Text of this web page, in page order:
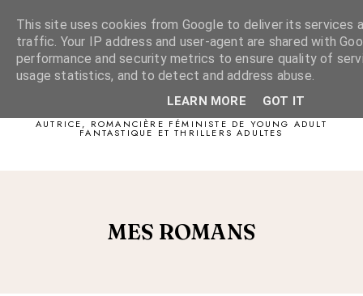
Sophie Gliocas
AUTRICE, ROMANCIÈRE FÉMINISTE DE YOUNG ADULT
FANTASTIQUE ET THRILLERS ADULTES
MES ROMANS
This site uses cookies from Google to deliver its services
traffic. Your IP address and user-agent are shared with
performance and security metrics to ensure quality of
usage statistics, and to detect and address abuse.
LEARN MORE GOT IT